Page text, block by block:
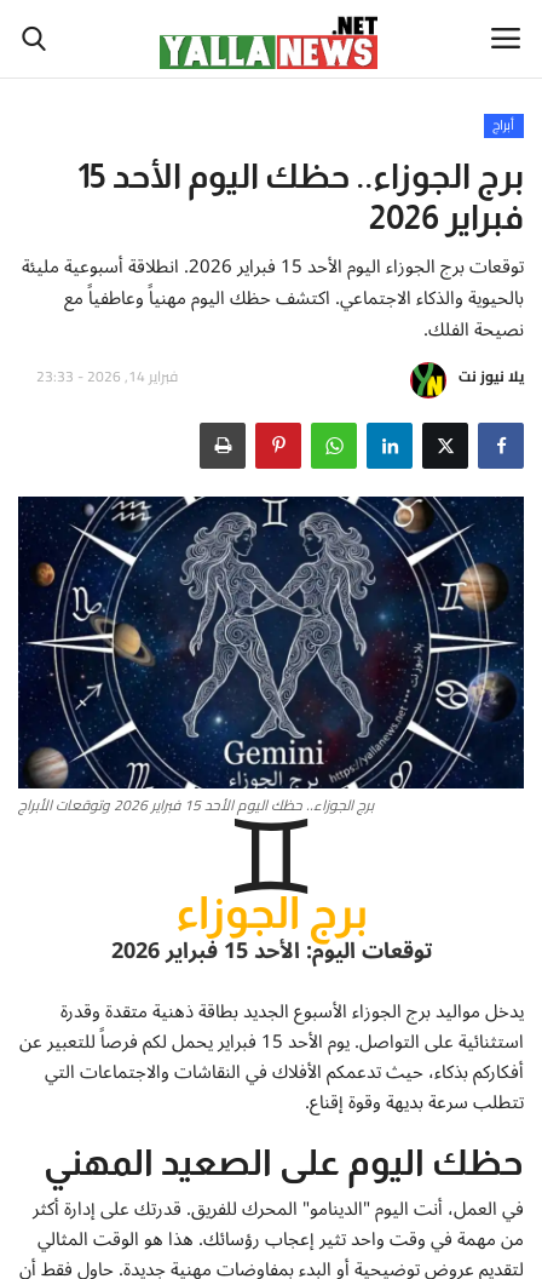
أخبار العالم
أخبار الوطن العربي
سياسة واقتصاد
رياضة
تكنولوجيا وعلوم
صحة ولياقة
أطباق من المطابخ العربية
سياحة وسفر
منوعات عامة
جاليري الفن التشكيلي
البنود والشروط
رئيس التحرير
إتصل بنا
أبراج
برج الجوزاء.. حظك اليوم الأحد 15
فبراير 2026
توقعات برج الجوزاء اليوم الأحد 15 فبراير 2026. انطلاقة أسبوعية مليئة
بالحيوية والذكاء الاجتماعي. اكتشف حظك اليوم مهنياً وعاطفياً مع
نصيحة الفلك.
يلا نيوز نت فبراير 14, 2026 - 23:33
برج الجوزاء.. حظك اليوم الأحد 15 فبراير 2026 وتوقعات الأبراج
♊
برج الجوزاء
توقعات اليوم: الأحد 15 فبراير 2026
يدخل مواليد برج الجوزاء الأسبوع الجديد بطاقة ذهنية متقدة وقدرة
استثنائية على التواصل. يوم الأحد 15 فبراير يحمل لكم فرصاً للتعبير عن
أفكاركم بذكاء، حيث تدعمكم الأفلاك في النقاشات والاجتماعات التي
تتطلب سرعة بديهة وقوة إقناع.
حظك اليوم على الصعيد المهني
في العمل، أنت اليوم "الدينامو" المحرك للفريق. قدرتك على إدارة أكثر
من مهمة في وقت واحد تثير إعجاب رؤسائك. هذا هو الوقت المثالي
لتقديم عروض توضيحية أو البدء بمفاوضات مهنية جديدة. حاول فقط أن